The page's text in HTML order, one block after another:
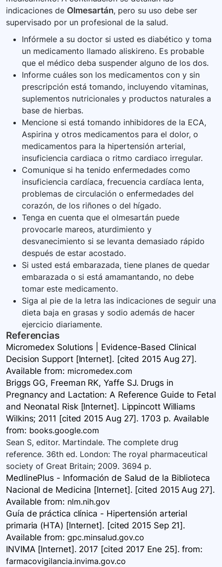
indicaciones de Olmesartán, pero su uso debe ser
supervisado por un profesional de la salud.
Infórmele a su doctor si usted es diabético y toma
un medicamento llamado aliskireno. Es probable
que el médico deba suspender alguno de los dos.
Informe cuáles son los medicamentos con y sin
prescripción está tomando, incluyendo vitaminas,
suplementos nutricionales y productos naturales a
base de hierbas.
Mencione si está tomando inhibidores de la ECA,
Aspirina y otros medicamentos para el dolor, o
medicamentos para la hipertensión arterial,
insuficiencia cardiaca o ritmo cardiaco irregular.
Comunique si ha tenido enfermedades como
insuficiencia cardíaca, frecuencia cardíaca lenta,
problemas de circulación o enfermedades del
corazón, de los riñones o del hígado.
Tenga en cuenta que el olmesartán puede
provocarle mareos, aturdimiento y
desvanecimiento si se levanta demasiado rápido
después de estar acostado.
Si usted está embarazada, tiene planes de quedar
embarazada o si está amamantando, no debe
tomar este medicamento.
Siga al pie de la letra las indicaciones de seguir una
dieta baja en grasas y sodio además de hacer
ejercicio diariamente.
Referencias
Micromedex Solutions | Evidence-Based Clinical
Decision Support [Internet]. [cited 2015 Aug 27].
Available from: micromedex.com
Briggs GG, Freeman RK, Yaffe SJ. Drugs in
Pregnancy and Lactation: A Reference Guide to Fetal
and Neonatal Risk [Internet]. Lippincott Williams
Wilkins; 2011 [cited 2015 Aug 27]. 1703 p. Available
from: books.google.com
Sean S, editor. Martindale. The complete drug
reference. 36th ed. London: The royal pharmaceutical
society of Great Britain; 2009. 3694 p.
MedlinePlus - Información de Salud de la Biblioteca
Nacional de Medicina [Internet]. [cited 2015 Aug 27].
Available from: nlm.nih.gov
Guía de práctica clínica - Hipertensión arterial
primaria (HTA) [Internet]. [cited 2015 Sep 21].
Available from: gpc.minsalud.gov.co
INVIMA [Internet]. 2017 [cited 2017 Ene 25]. from:
farmacovigilancia.invima.gov.co